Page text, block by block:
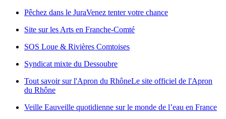
Pêchez dans le JuraVenez tenter votre chance
Site sur les Arts en Franche-Comté
SOS Loue & Rivières Comtoises
Syndicat mixte du Dessoubre
Tout savoir sur l'Apron du RhôneLe site officiel de l'Apron
du Rhône
Veille Eauveille quotidienne sur le monde de l’eau en France